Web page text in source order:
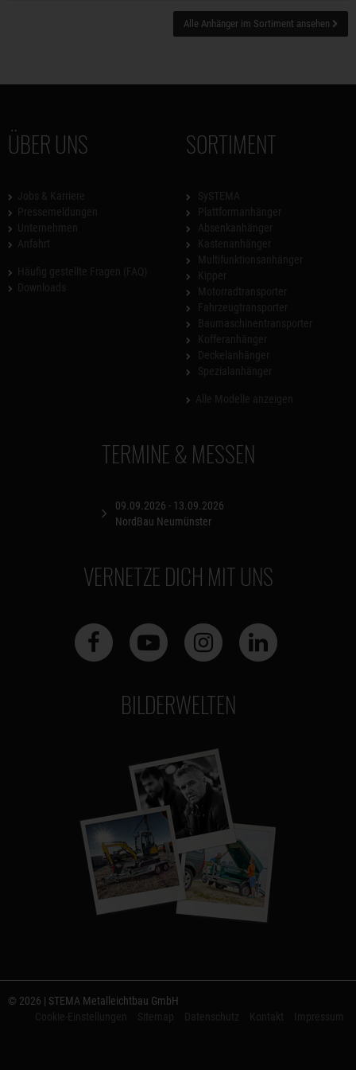
Alle Anhänger im Sortiment ansehen
ÜBER UNS SORTIMENT
TERMINE & MESSEN
09.09.2026 - 13.09.2026
NordBau Neumünster
VERNETZE DICH MIT UNS
BILDERWELTEN
© 2026 | STEMA Metalleichtbau GmbH